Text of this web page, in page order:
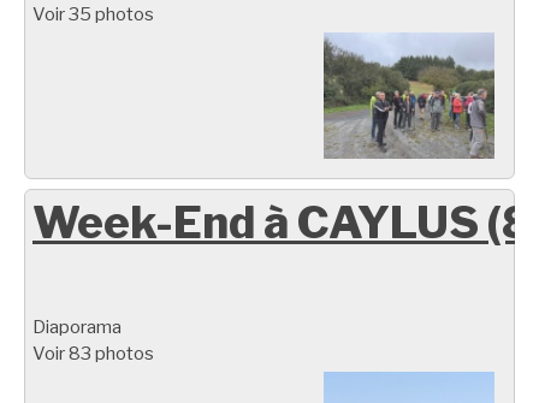
Voir 35 photos
Week-End à CAYLUS
Diaporama
Voir 83 photos